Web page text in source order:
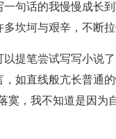
句话的我慢慢成长
坎坷与艰辛，不断拉
提笔尝试写写小说
如直线般亢长普通
寞，我不知道是因为